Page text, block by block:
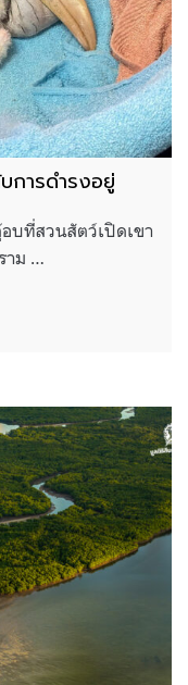
การดำรงอยู่
อบที่สวนสัตว์เปิดเขา
าม …
วังกับการดำรงอยู่